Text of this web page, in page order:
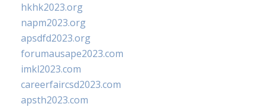
hkhk2023.org
napm2023.org
apsdfd2023.org
forumausape2023.com
imkl2023.com
careerfaircsd2023.com
apsth2023.com